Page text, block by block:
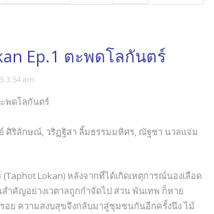
Ep.1 ตะพดโลกันตร์
3:54 am
ะพดโลกันตร์
ศิริลักษณ์, วริฏฐิสา ลิ้มธรรมมหิศร, ณัฐชา นวลแจ่ม
(Taphot Lokan) หลังจากที่ได้เกิดเหตุการณ์นองเลือด
ำคัญอย่างเวตาลถูกกำจัดไป ส่วน พันเทพ ก็หาย
อย ความสงบสุขจึงกลับมาสู่ชุมชนกันอีกครั้งนึง ไม้